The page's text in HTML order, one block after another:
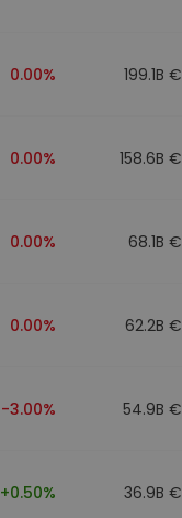
0.00% 199.1B €
0.00% 158.6B €
0.00% 68.1B €
0.00% 62.2B €
-3.00% 54.9B €
+0.50% 36.9B €